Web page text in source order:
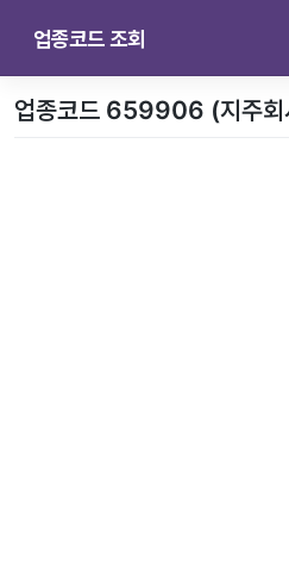
업종코드 조회
업종코드 659906 (지주회